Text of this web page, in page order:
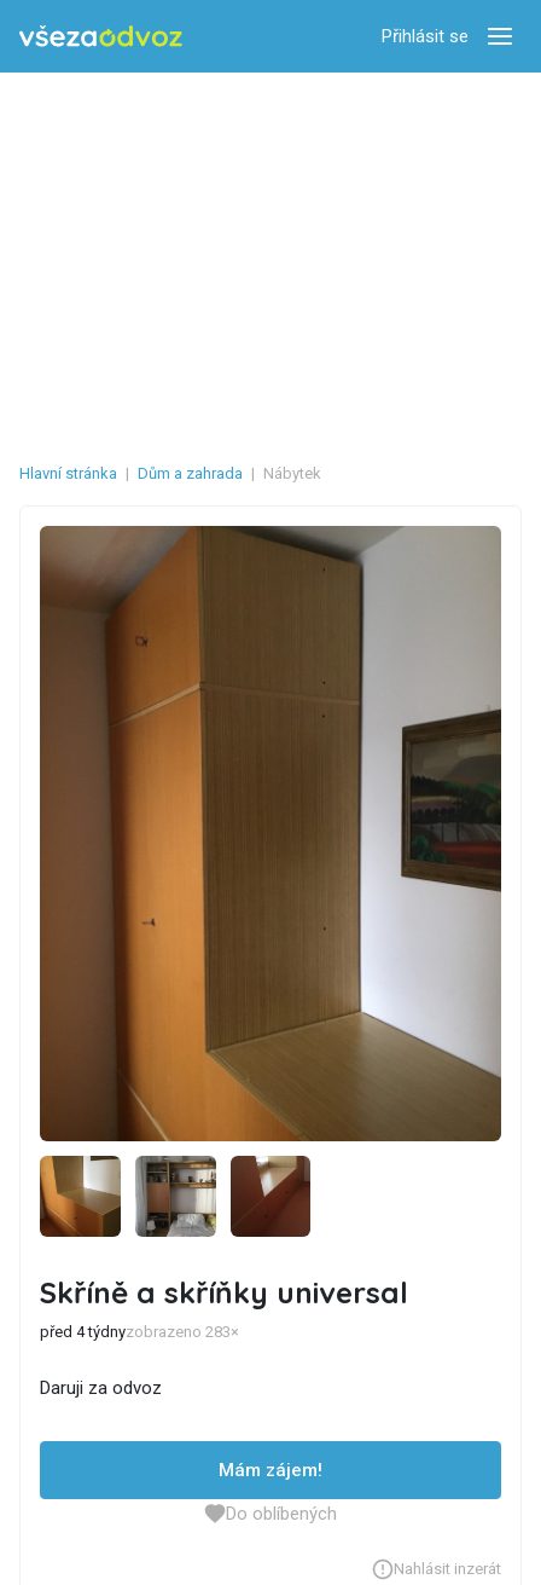
Přihlásit se
Hlavní stránka | Dům a zahrada | Nábytek
Skříně a skříňky universal
před 4 týdnyzobrazeno 283×
Daruji za odvoz
Mám zájem!
Do oblíbených
Nahlásit inzerát